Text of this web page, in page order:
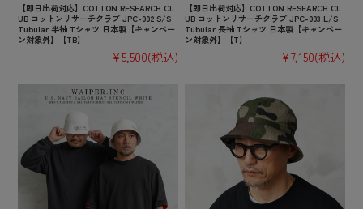
【即日出荷対応】COTTON RESEARCH CL
UB コットンリサーチクラブ JPC-002 S/S
Tubular 半袖 Tシャツ 日本製【キャンペー
ン対象外】【TB】
¥5,500(税込)
【即日出荷対応】COTTON RESEARCH CL
UB コットンリサーチクラブ JPC-003 L/S
Tubular 長袖 Tシャツ 日本製【キャンペー
ン対象外】【T】
¥7,150(税込)